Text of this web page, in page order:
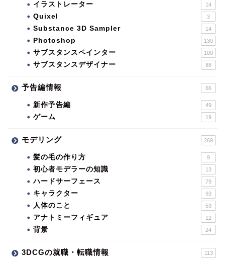
イラストレーター 14
Quixel 3
Substance 3D Sampler 14
Photoshop 130
サブスタンスペインター 100
サブスタンスデザイナー 88
予告編情報 66
新作予告編 49
ゲーム 19
モデリング 269
髪の毛の作り方 9
初心者モデラーの知識 13
ハードサーフェース 79
キャラクター 93
人体のこと 53
アナトミーフィギュア 12
背景 24
3DCGの就職・転職情報 113